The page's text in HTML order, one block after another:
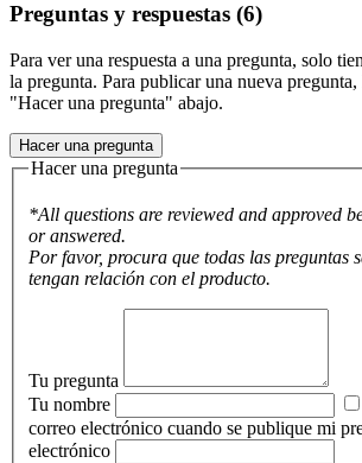
Preguntas y respuestas (6)
Para ver una respuesta a una pregunta, solo
la pregunta. Para publicar una nueva
"Hacer una pregunta" abajo.
Hacer una pregunta
Hacer una pregunta
*All questions are reviewed and approved
or answered.
Por favor, procura que todas las preguntas
tengan relación con el producto.
Tu pregunta
Tu nombre
correo electrónico cuando se publique mi
electrónico